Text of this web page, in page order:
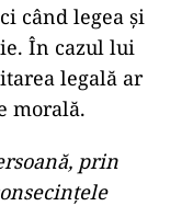
când legea și
În cazul lui
legală ar
morală.
prin